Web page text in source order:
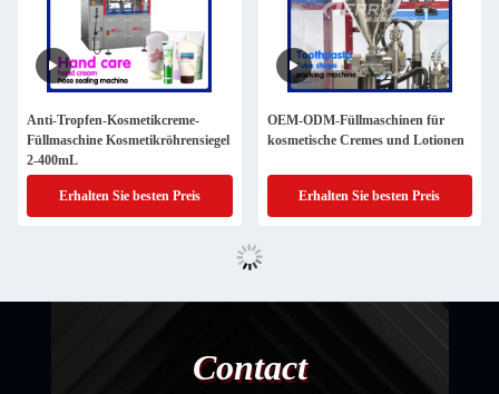
Anti-Tropfen-Kosmetikcreme-
Füllmaschine Kosmetikröhrensiegel
2-400mL
Erhalten Sie besten Preis
OEM-ODM-Füllmaschinen für
kosmetische Cremes und Lotionen
Erhalten Sie besten Preis
Contact